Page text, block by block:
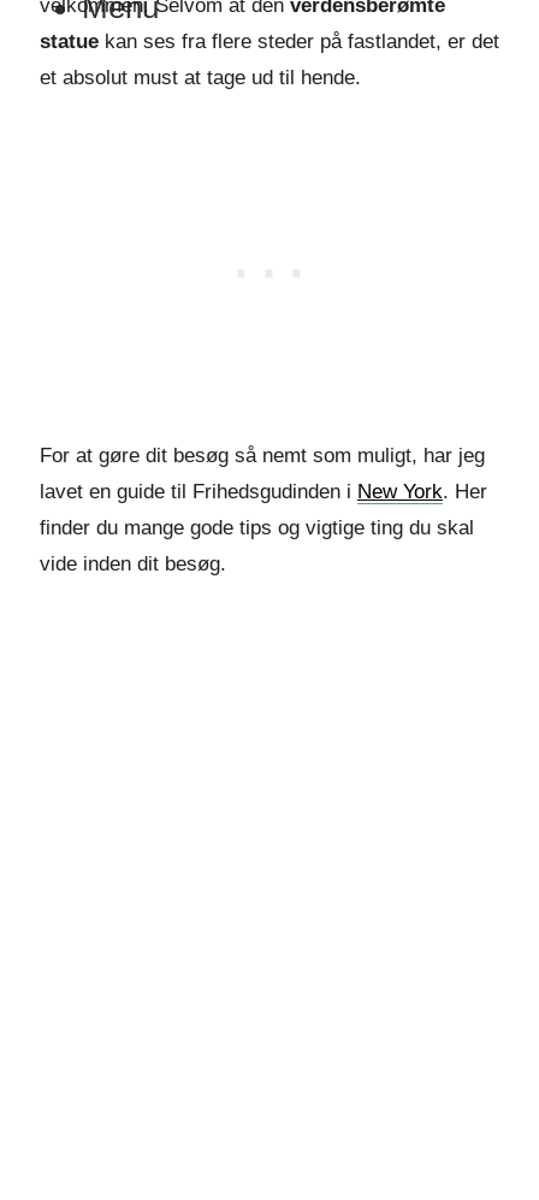
Menu
velkommen. Selvom at den verdensberømte
statue kan ses fra flere steder på fastlandet, er det
et absolut must at tage ud til hende.
For at gøre dit besøg så nemt som muligt, har jeg
lavet en guide til Frihedsgudinden i New York. Her
finder du mange gode tips og vigtige ting du skal
vide inden dit besøg.